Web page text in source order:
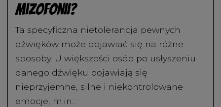
mizofonii?
Ta specyficzna nietolerancja pewnych
dźwięków może objawiać się na różne
sposoby. U większości osób po usłyszeniu
danego dźwięku pojawiają się
nieprzyjemne, silne i niekontrolowane
emocje, m.in.: